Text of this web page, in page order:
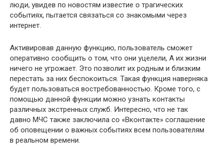
люди, увидев по новостям известие о трагических
событиях, пытается связаться со знакомыми через
интернет.
Активировав данную функцию, пользователь сможет
оперативно сообщить о том, что они уцелели, А их жизни
ничего не угрожает. Это позволит их родным и близким
перестать за них беспокоиться. Такая функция наверняка
будет пользоваться востребованностью. Кроме того, с
помощью данной функции можно узнать контакты
различных экстренных служб. Интересно, что не так
давно МЧС также заключила со «Вконтакте» соглашение
об оповещении о важных событиях всем пользователям
в реальном времени.